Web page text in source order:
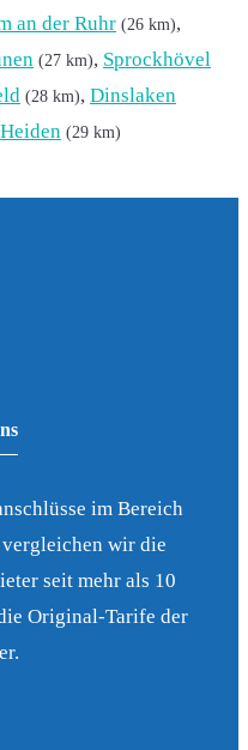
an der Ruhr (26 km),
(27 km), Sprockhövel
(28 km), Dinslaken
Heiden (29 km)
im Bereich
wir die
seit mehr als 10
Original-Tarife der